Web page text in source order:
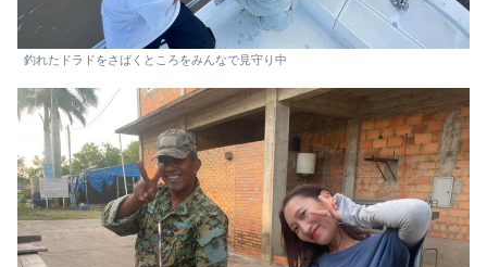
釣れたドラドをさばくところをみんなで見守り中